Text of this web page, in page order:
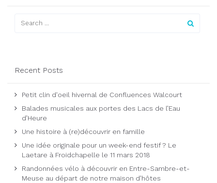
Recent Posts
Petit clin d'oeil hivernal de Confluences Walcourt
Balades musicales aux portes des Lacs de l’Eau
d’Heure
Une histoire à (re)découvrir en famille
Une idée originale pour un week-end festif ? Le
Laetare à Froidchapelle le 11 mars 2018
Randonnées vélo à découvrir en Entre-Sambre-et-
Meuse au départ de notre maison d’hôtes